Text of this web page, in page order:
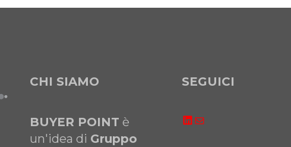
CHI SIAMO
BUYER POINT è
un'idea di Gruppo
SEGUICI